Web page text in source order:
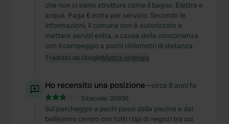
che non ci siano strutture come il bagno. Elettra e
acqua. Paga € extra per servizio. Secondo le
informazioni, il comune non è autorizzato a
mettere servizi extra, a causa della concorrenza
con il campeggio a pochi chilometri di distanza.
Tradotto da GoogleMostra originale
Ho recensito una posizione—circa 8 anni fa
Sitecode: 20836
Sul parcheggio a pochi passi dalla piscina e dal
bellissimo centro con tutti i tipi di negozi tra cui